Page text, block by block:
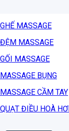
GHẾ MASSAGE
ĐỆM MASSAGE
GỐI MASSAGE
MASSAGE BỤNG
MASSAGE CẦM TAY
QUẠT ĐIỀU HOÀ